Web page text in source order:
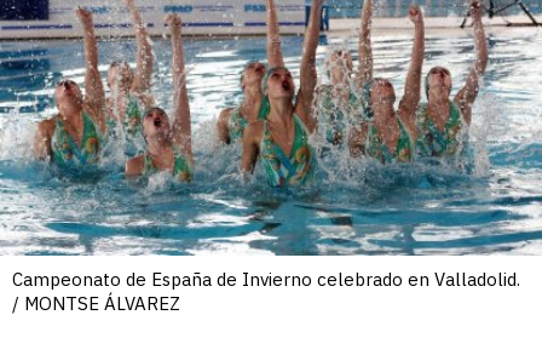
Campeonato de España de Invierno celebrado en Valladolid.
/ MONTSE ÁLVAREZ